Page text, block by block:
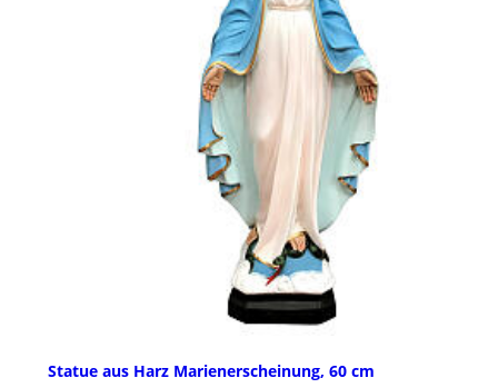
Statue aus Harz Marienerscheinung, 60 cm